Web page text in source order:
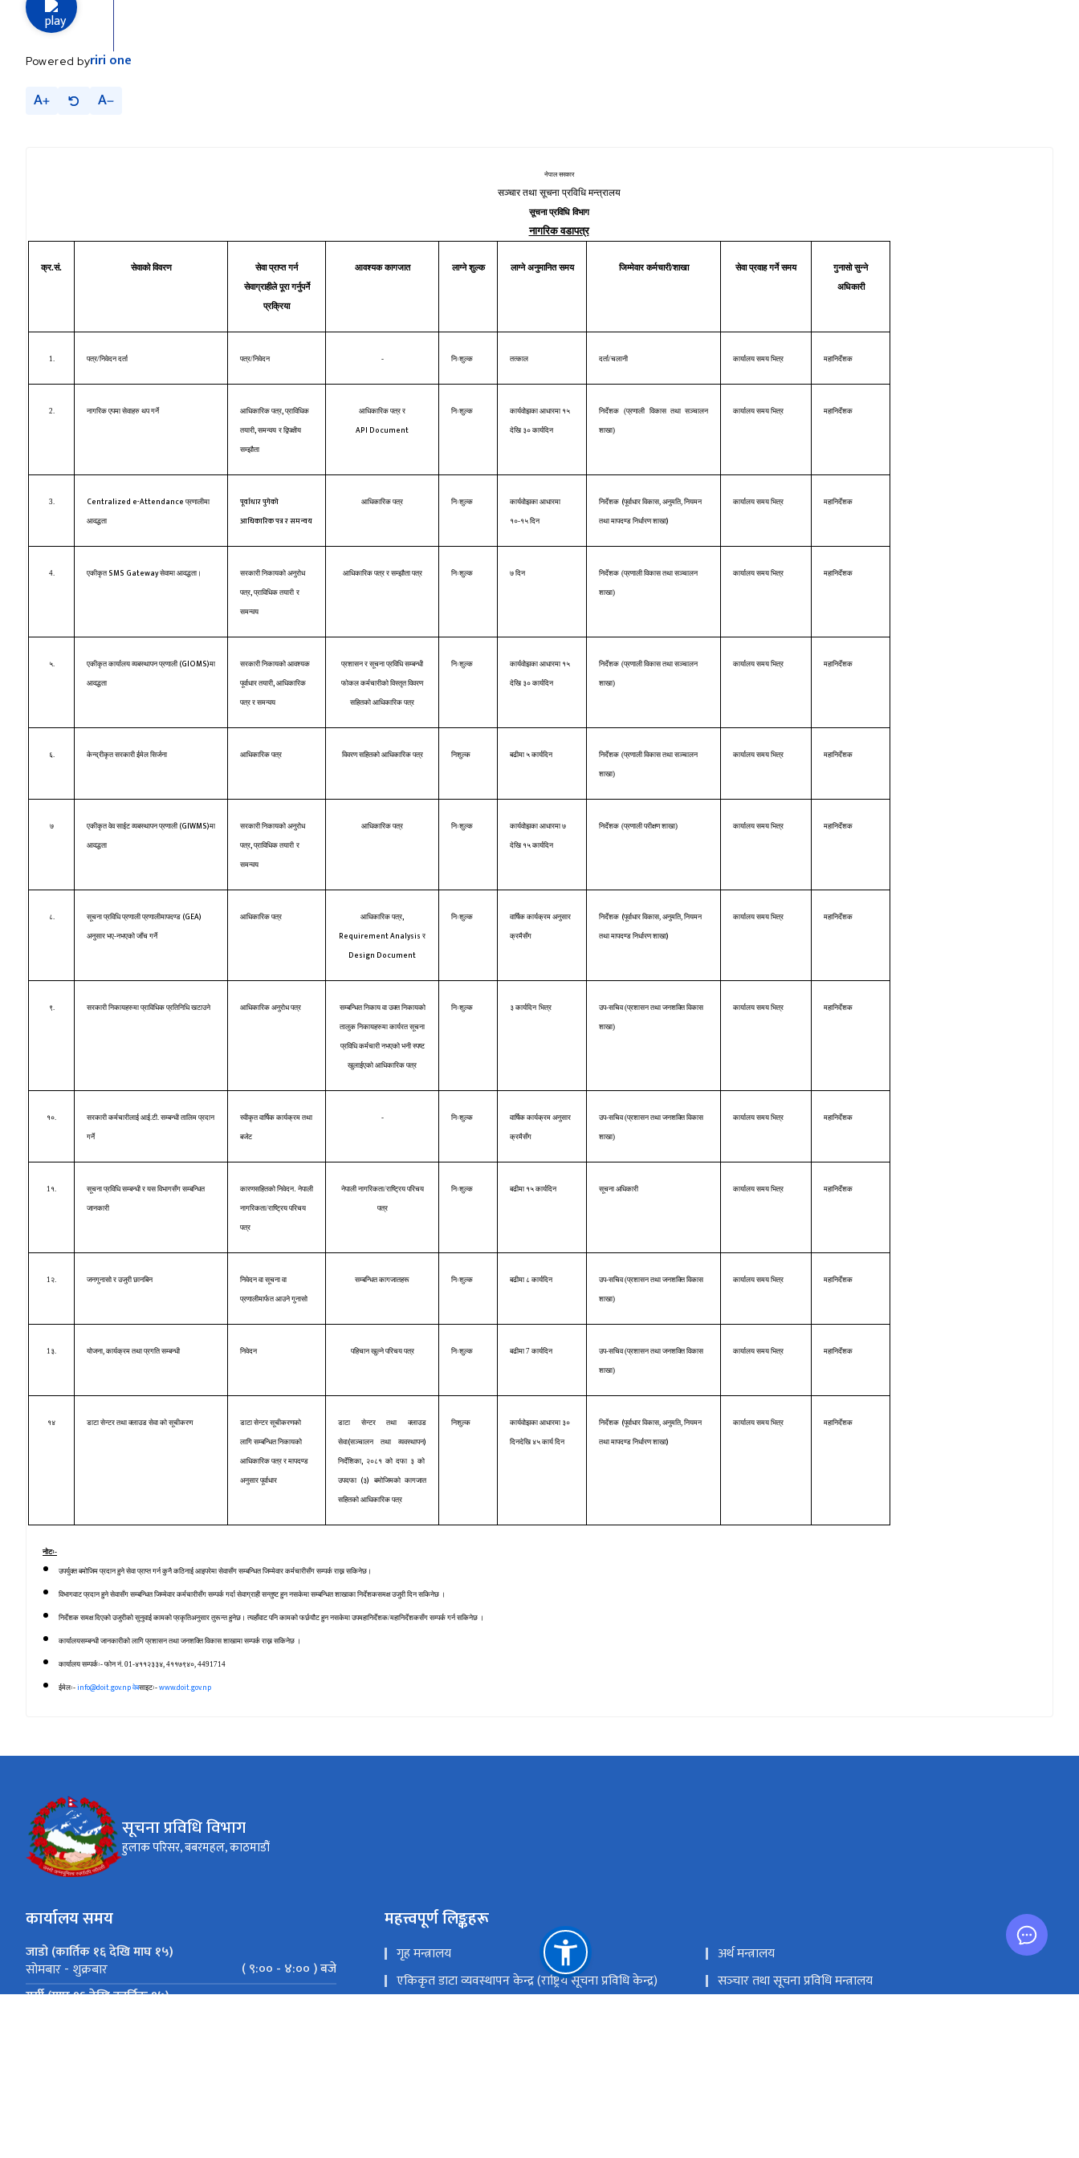
Powered byriri one
A A
नेपाल सरकार
सञ्चार तथा सूचना प्रविधि मन्त्रालय
सूचना प्रविधि विभाग
नागरिक वडापत्र
क्र.सं. सेवाको विवरण सेवा प्राप्त गर्न
सेवाग्राहीले पूरा गर्नुपर्ने
प्रक्रिया
आवश्यक कागजात लाग्ने शुल्क लाग्ने अनुमानित समय जिम्मेवार कर्मचारी/शाखा सेवा प्रवाह गर्ने समय गुनासो सुन्ने
अधिकारी
1. पत्र/निवेदन दर्ता पत्र/निवेदन - निःशुल्क तत्काल दर्ता/चलानी कार्यालय समय भित्र महानिर्देशक
2. नागरिक एपमा सेवाहरु थप गर्ने आधिकारिक पत्र, प्राविधिक
तयारी, समन्वय र द्विपक्षीय
सम्झौता
आधिकारिक पत्र र
API Document
निःशुल्क कार्यवोझका आधारमा १५
देखि ३० कार्यदिन
निर्देशक (प्रणाली विकास तथा सञ्चालन
शाखा)
कार्यालय समय भित्र महानिर्देशक
3. Centralized e-Attendance प्रणालीमा
आवद्धता
पूर्वाधार पुगेको
आधिकारिक पत्र र समन्वय
आधिकारिक पत्र निःशुल्क कार्यवोझका आधारमा
१०-१५ दिन
निर्देशक (पूर्वाधार विकास, अनुमति, नियमन
तथा मापदण्ड निर्धारण शाखा)
कार्यालय समय भित्र महानिर्देशक
4. एकीकृत SMS Gatewayसेवामा आवद्धता। सरकारी निकायको अनुरोध
पत्र, प्राविधिक तयारी र
समन्वय
आधिकारिक पत्र र सम्झौता पत्र निःशुल्क ७ दिन निर्देशक (प्रणाली विकास तथा सञ्चालन
शाखा)
कार्यालय समय भित्र महानिर्देशक
५. एकीकृत कार्यालय व्यबस्थापन प्रणाली (GIOMS)मा
आवद्धता
सरकारी निकायको आवश्यक
पूर्वाधार तयारी, आधिकारिक
पत्र र समन्वय
प्रशासन र सूचना प्रविधि सम्बन्धी
फोकल कर्मचारीको विस्तृत विवरण
सहितको आधिकारिक पत्र
निःशुल्क कार्यवोझका आधारमा १५
देखि ३० कार्यदिन
निर्देशक (प्रणाली विकास तथा सञ्चालन
शाखा)
कार्यालय समय भित्र महानिर्देशक
६. केन्द्रीकृत सरकारी ईमेल सिर्जना आधिकारिक पत्र विवरण सहितको आधिकारिक पत्र निशुल्क बढीमा ५ कार्यदिन निर्देशक (प्रणाली विकास तथा सञ्चालन
शाखा)
कार्यालय समय भित्र महानिर्देशक
७ एकीकृत वेव साईट व्यबस्थापन प्रणाली (GIWMS)मा
आवद्धता
सरकारी निकायको अनुरोध
पत्र, प्राविधिक तयारी र
समन्वय
आधिकारिक पत्र निःशुल्क कार्यवोझका आधारमा ७
देखि १५ कार्यदिन
निर्देशक (प्रणाली परीक्षण शाखा) कार्यालय समय भित्र महानिर्देशक
८. सूचना प्रविधि प्रणाली प्रणालीमापदण्ड (GEA)
अनुसार भए-नभएको जाँच गर्ने
आधिकारिक पत्र आधिकारिक पत्र,
Requirement Analysis र
Design Document
निःशुल्क वार्षिक कार्यक्रम अनुसार
क्रमैसँग
निर्देशक (पूर्वाधार विकास, अनुमति, नियमन
तथा मापदण्ड निर्धारण शाखा)
कार्यालय समय भित्र महानिर्देशक
९. सरकारी निकायहरुमा प्राविधिक प्रतिनिधि खटाउने आधिकारिक अनुरोध पत्र सम्बन्धित निकाय वा उक्त निकायको
तालुक निकायहरुमा कार्यरत सूचना
प्रविधि कर्मचारी नभएको भनी स्पष्ट
खुलाईएको आधिकारिक पत्र
निःशुल्क ३ कार्यदिन भित्र उप-सचिव (प्रशासन तथा जनशक्ति विकास
शाखा)
कार्यालय समय भित्र महानिर्देशक
१०. सरकारी कर्मचारीलाई आई.टी. सम्बन्धी तालिम प्रदान
गर्ने
स्वीकृत वार्षिक कार्यक्रम तथा
बजेट
- निःशुल्क वार्षिक कार्यक्रम अनुसार
क्रमैसँग
उप-सचिव (प्रशासन तथा जनशक्ति विकास
शाखा)
कार्यालय समय भित्र महानिर्देशक
1१. सूचना प्रविधि सम्बन्धी र यस विभागसँग सम्बन्धित
जानकारी
कारणसहितको निवेदन. नेपाली
नागरिकता/राष्ट्रिय परिचय
पत्र
नेपाली नागरिकता/राष्ट्रिय परिचय
पत्र
निःशुल्क बढीमा १५ कार्यदिन सूचना अधिकारी कार्यालय समय भित्र महानिर्देशक
1२. जनगुनासो र उजुरी छानबिन निवेदन वा सूचना वा
प्रणालीमार्फत आउने गुनासो
सम्बन्धित कागजातहरू निःशुल्क बढीमा ८ कार्यदिन उप-सचिव (प्रशासन तथा जनशक्ति विकास
शाखा)
कार्यालय समय भित्र महानिर्देशक
1३. योजना, कार्यक्रम तथा प्रगति सम्बन्धी निवेदन पहिचान खुल्ने परिचय पत्र निःशुल्क बढीमा 7 कार्यदिन उप-सचिव (प्रशासन तथा जनशक्ति विकास
शाखा)
कार्यालय समय भित्र महानिर्देशक
१४ डाटा सेन्टर तथा क्लाउड सेवा को सूचीकरण डाटा सेन्टर सूचीकरणको
लागि सम्बन्धित निकायको
आधिकारिक पत्र र मापदण्ड
अनुसार पूर्वाधार
डाटा सेन्टर तथा क्लाउड
सेवा(सञ्चालन तथा व्यवस्थापन)
निर्देशिका, २०८१ को दफा ३ को
उपदफा (३) बमोजिमको कागजात
सहितको आधिकारिक पत्र
निशुल्क कार्यवोझका आधारमा ३०
दिनदेखि ४५ कार्य दिन
निर्देशक (पूर्वाधार विकास, अनुमति, नियमन
तथा मापदण्ड निर्धारण शाखा)
कार्यालय समय भित्र महानिर्देशक
नोटः-
उपर्युक्त बमोजिम प्रदान हुने सेवा प्राप्त गर्न कुनै कठिनाई आइपरेमा सेवासँग सम्बन्धित जिम्मेवार कर्मचारीसँग सम्पर्क राख्न सकिनेछ।
विभागवाट प्रदान हुने सेवासँग सम्बन्धित जिम्मेवार कर्मचारीसँग सम्पर्क गर्दा सेवाग्राही सन्तुष्ट हुन नसकेमा सम्बन्धित शाखाका निर्देशकसमक्ष उजुरी दिन सकिनेछ ।
निर्देशक समक्ष दिएको उजुरीको सुनुवाई कामको प्रकृतिअनुसार तुरून्त हुनेछ। त्यहाँवाट पनि कामको फर्छयौट हुन नसकेमा उपमहानिर्देशक/महानिर्देशकसँग सम्पर्क गर्न सकिनेछ ।
कार्यालयसम्बन्धी जानकारीको लागि प्रशासन तथा जनशक्ति विकास शाखामा सम्पर्क राख्न सकिनेछ ।
कार्यालय सम्पर्कः- फोन नं. 01-४११२३३४, 4११७९४०, 4491714
ईमेलः- info@doit.gov.np वेबसाइटः- www.doit.gov.np
सूचना प्रविधि विभाग
हुलाक परिसर, बबरमहल, काठमाडौं
कार्यालय समय
जाडो (कार्तिक १६ देखि माघ १५)
सोमबार - शुक्रबार
( ९:०० - ४:०० ) बजे
गर्मी (माघ १६ देखि कार्तिक १५)
महत्त्वपूर्ण लिङ्कहरू
गृह मन्त्रालय
अर्थ मन्त्रालय
एकिकृत डाटा व्यवस्थापन केन्द्र (राष्ट्रिय सूचना प्रविधि केन्द्र)
सञ्‍चार तथा सूचना प्रविधि मन्त्रालय